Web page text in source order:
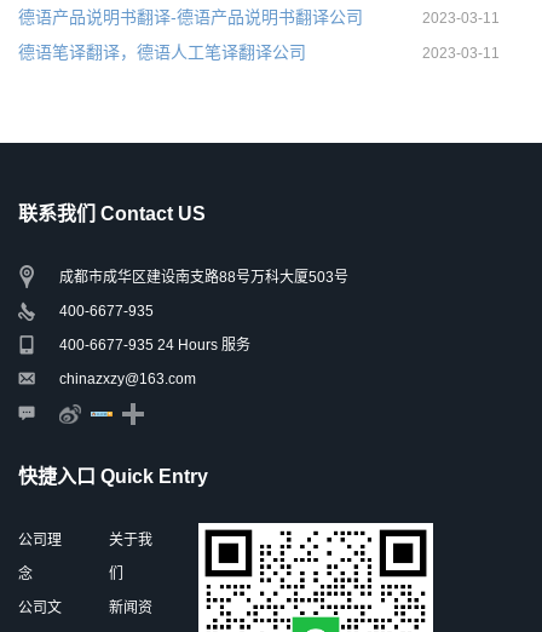
德语产品说明书翻译-德语产品说明书翻译公司 2023-03-11
德语笔译翻译，德语人工笔译翻译公司 2023-03-11
联系我们 Contact US
成都市成华区建设南支路88号万科大厦503号
400-6677-935
400-6677-935 24 Hours 服务
chinazxzy@163.com
快捷入口 Quick Entry
公司理
念
公司文
关于我
们
新闻资